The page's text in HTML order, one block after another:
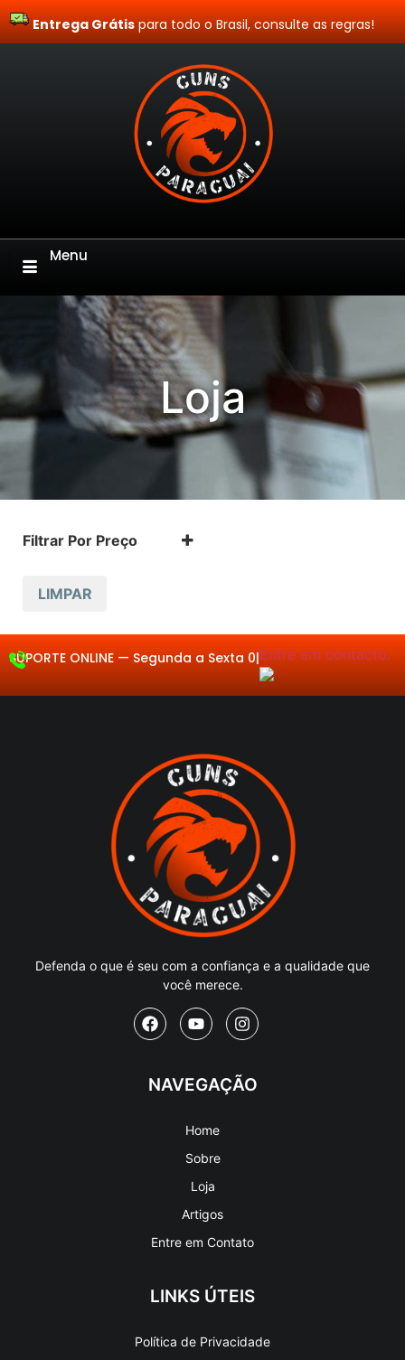
Site Blindado
Entrega Grátispara todo o Brasil, consulte as regras!
Menu
Loja
Filtrar Por Preço
LIMPAR
SUPORTE ONLINE — Se|Entre em contacto.
Defenda o que é seu com a confiança e a qualidade que
você merece.
NAVEGAÇÃO
Home
Sobre
Loja
Artigos
Entre em Contato
LINKS ÚTEIS
Política de Privacidade